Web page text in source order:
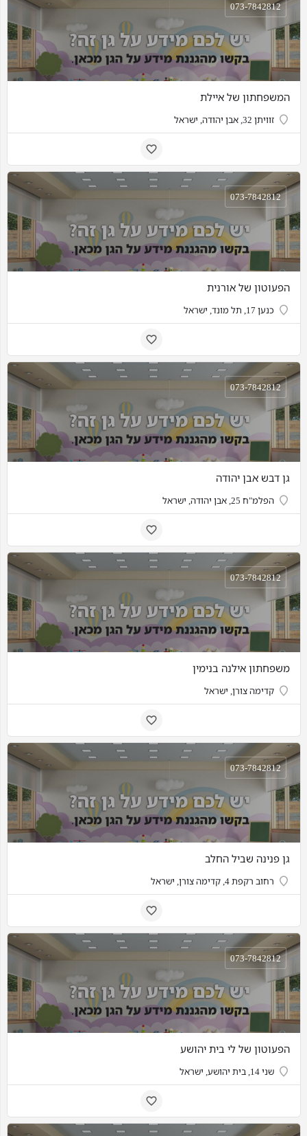
המשפחתון של איילת
זוויתן 32, אבן יהודה, ישראל
073-7842812
הפעוטון של אורנית
כנען 17, תל מונד, ישראל
073-7842812
גן דבש אבן יהודה
הפלמ"ח 25, אבן יהודה, ישראל
073-7842812
משפחתון אילנה בנימין
קדימה צורן, ישראל
073-7842812
גן פנינה שביל החלב
רחוב רקפת 4, קדימה צורן, ישראל
073-7842812
הפעוטון של לי בית יהושע
שני 14, בית יהושע, ישראל
073-7842812